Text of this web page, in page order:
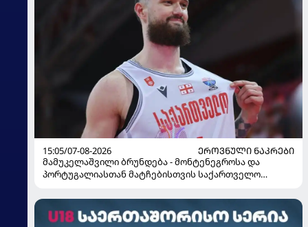
15:05/07-08-2026
ᲔᲠᲝᲕᲜᲣᲚᲘ ᲜᲐᲙᲠᲔᲑᲘ
მამუკელაშვილი ბრუნდება - მონტენეგროსა და
პორტუგალიასთან მატჩებისთვის საქართველო